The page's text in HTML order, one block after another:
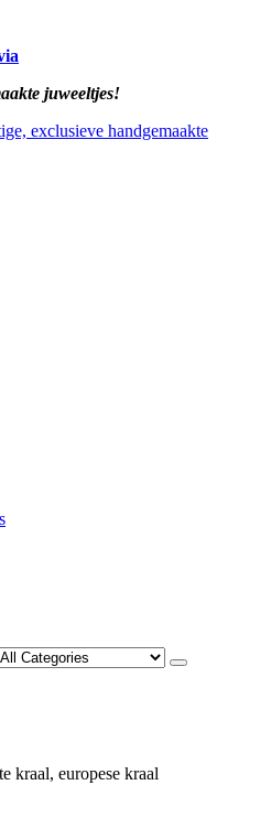
juweeltjes!
juweeltjes!
juweeltjes!
kraal, europese kraal